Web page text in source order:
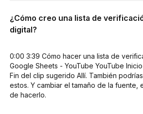
¿Cómo creo una lista de
digital?
0:00 3:39 Cómo hacer una lista de
Google Sheets - YouTube YouTube
Fin del clip sugerido Allí. También
estos. Y cambiar el tamaño de la fuente,
de hacerlo.